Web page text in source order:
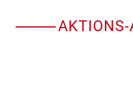
AKTIONS-